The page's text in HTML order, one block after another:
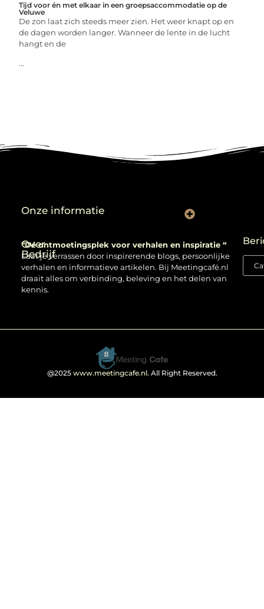
Tijd voor én met elkaar in een groepsaccommodatie op de
Veluwe
De zon laat zich steeds meer zien. Het weer knapt op en
de dagen worden langer. Wanneer de lente in de lucht
hangt en de
...
Over
Bedrijf
“Dé ontmoetingsplek voor verhalen en inspiratie “
Laat je verrassen door inspirerende blogs, persoonlijke
verhalen en informatieve artikelen. Bij Meetingcafé.nl
draait alles om verbinding, beleving en het delen van
kennis.
Onze informatie
@2025 www.meetingcafe.nl. All Right Reserved.